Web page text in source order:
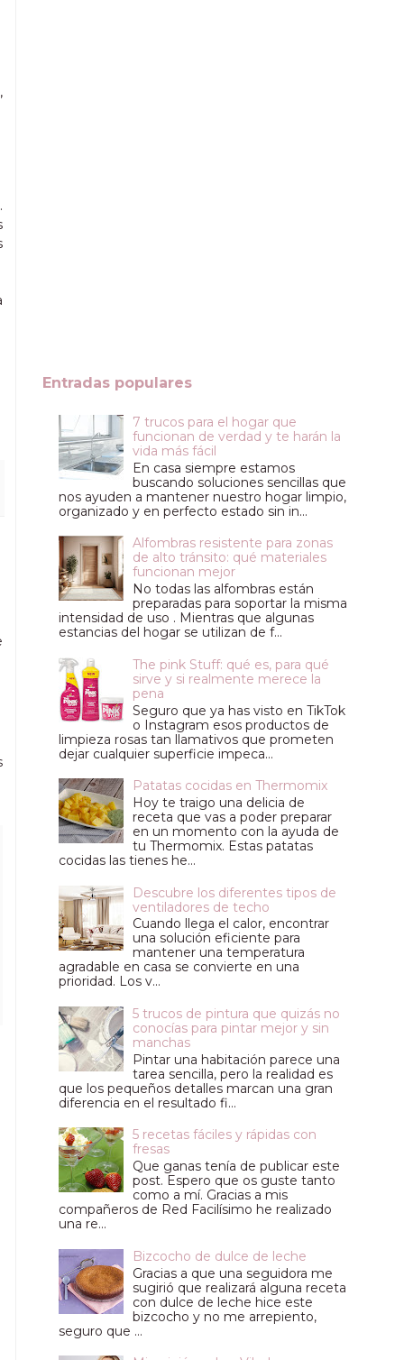
Entradas populares
7 trucos para el hogar que
funcionan de verdad y te harán la
vida más fácil
En casa siempre estamos
buscando soluciones sencillas que
nos ayuden a mantener nuestro hogar limpio,
organizado y en perfecto estado sin in...
Alfombras resistente para zonas
de alto tránsito: qué materiales
funcionan mejor
No todas las alfombras están
preparadas para soportar la misma
intensidad de uso . Mientras que algunas
estancias del hogar se utilizan de f...
The pink Stuff: qué es, para qué
sirve y si realmente merece la
pena
Seguro que ya has visto en TikTok
o Instagram esos productos de
limpieza rosas tan llamativos que prometen
dejar cualquier superficie impeca...
Patatas cocidas en Thermomix
Hoy te traigo una delicia de
receta que vas a poder preparar
en un momento con la ayuda de
tu Thermomix. Estas patatas
cocidas las tienes he...
Descubre los diferentes tipos de
ventiladores de techo
Cuando llega el calor, encontrar
una solución eficiente para
mantener una temperatura
agradable en casa se convierte en una
prioridad. Los v...
5 trucos de pintura que quizás no
conocías para pintar mejor y sin
manchas
Pintar una habitación parece una
tarea sencilla, pero la realidad es
que los pequeños detalles marcan una gran
diferencia en el resultado fi...
5 recetas fáciles y rápidas con
fresas
Que ganas tenía de publicar este
post. Espero que os guste tanto
como a mí. Gracias a mis
compañeros de Red Facilísimo he realizado
una re...
Bizcocho de dulce de leche
Gracias a que una seguidora me
sugirió que realizará alguna receta
con dulce de leche hice este
bizcocho y no me arrepiento,
seguro que ...